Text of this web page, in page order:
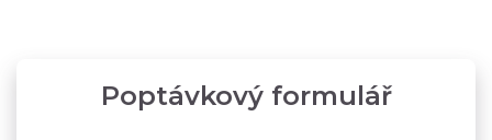
Poptávkový formulář